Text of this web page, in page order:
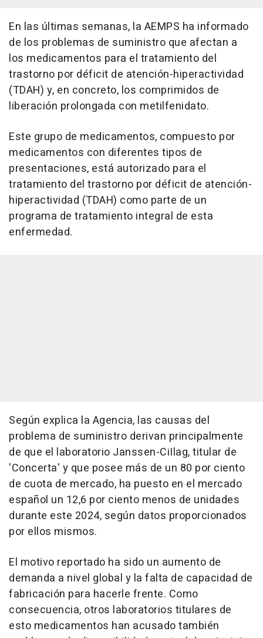
En las últimas semanas, la AEMPS ha informado
de los problemas de suministro que afectan a
los medicamentos para el tratamiento del
trastorno por déficit de atención-hiperactividad
(TDAH) y, en concreto, los comprimidos de
liberación prolongada con metilfenidato.
Este grupo de medicamentos, compuesto por
medicamentos con diferentes tipos de
presentaciones, está autorizado para el
tratamiento del trastorno por déficit de atención-
hiperactividad (TDAH) como parte de un
programa de tratamiento integral de esta
enfermedad.
Según explica la Agencia, las causas del
problema de suministro derivan principalmente
de que el laboratorio Janssen-CiIlag, titular de
'Concerta' y que posee más de un 80 por ciento
de cuota de mercado, ha puesto en el mercado
español un 12,6 por ciento menos de unidades
durante este 2024, según datos proporcionados
por ellos mismos.
El motivo reportado ha sido un aumento de
demanda a nivel global y la falta de capacidad de
fabricación para hacerle frente. Como
consecuencia, otros laboratorios titulares de
esto medicamentos han acusado también